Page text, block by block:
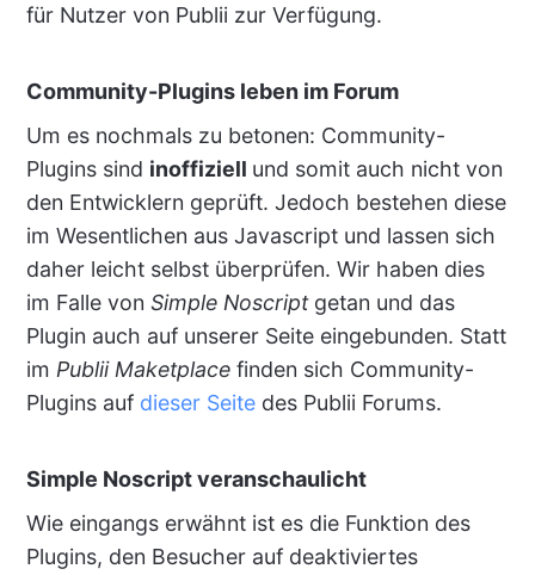
für Nutzer von Publii zur Verfügung.
Community-Plugins leben im Forum
Um es nochmals zu betonen: Community-
Plugins sind inoffiziell und somit auch nicht von
den Entwicklern geprüft. Jedoch bestehen diese
im Wesentlichen aus Javascript und lassen sich
daher leicht selbst überprüfen. Wir haben dies
im Falle von Simple Noscript getan und das
Plugin auch auf unserer Seite eingebunden. Statt
im Publii Maketplacefinden sich Community-
Plugins auf dieser Seitedes Publii Forums.
Simple Noscript veranschaulicht
Wie eingangs erwähnt ist es die Funktion des
Plugins, den Besucher auf deaktiviertes